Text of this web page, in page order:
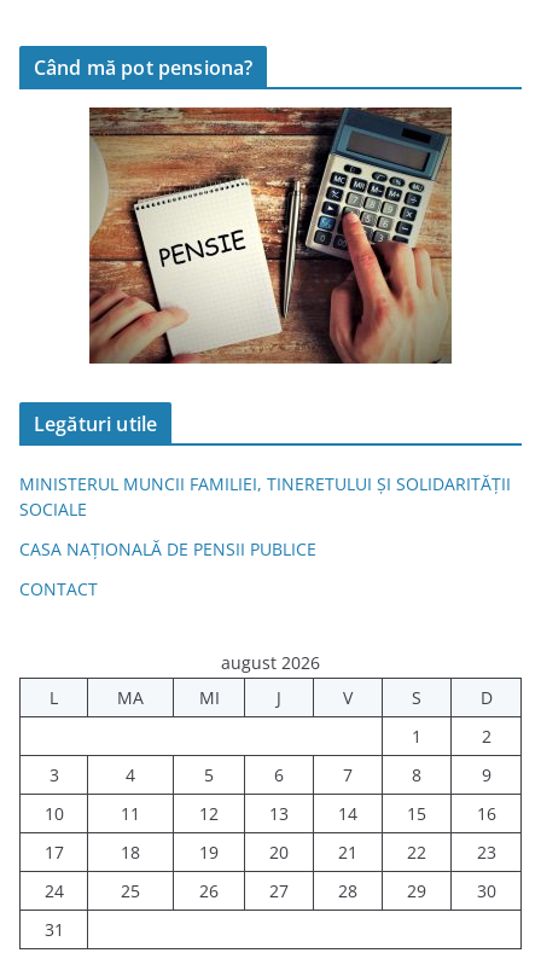
Când mă pot pensiona?
Legături utile
MINISTERUL MUNCII FAMILIEI, TINERETULUI ȘI SOLIDARITĂȚII
SOCIALE
CASA NAȚIONALĂ DE PENSII PUBLICE
CONTACT
august 2026
L
MA MI J V S
D
1
2
3
4 5 6 7 8
9
10
11 12 13 14 15
16
17
18 19 20 21 22
23
24
25 26 27 28 29
30
31